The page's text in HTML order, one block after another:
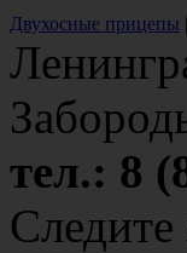
Двухосные прицепы |
тел.: 8